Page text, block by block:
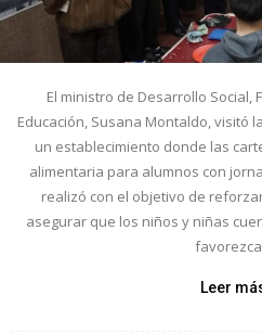
El ministro de Desarrollo Social,
Educación, Susana Montaldo, visitó
un establecimiento donde las
alimentaria para alumnos con
realizó con el objetivo de
asegurar que los niños y niñas
favorezca
Leer